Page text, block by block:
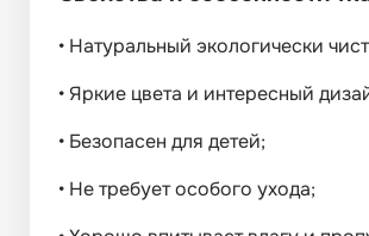
• Натуральный экологически
• Яркие цвета и интересный
• Безопасен для детей;
• Не требует особого ухода;